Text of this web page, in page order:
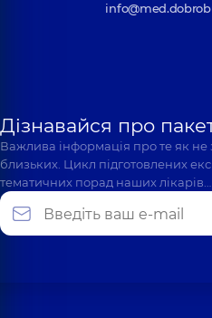
Дізнавайся про
Важлива інформація про те як не
близьких. Цикл підготовлених
тематичних порад наших лікарів…